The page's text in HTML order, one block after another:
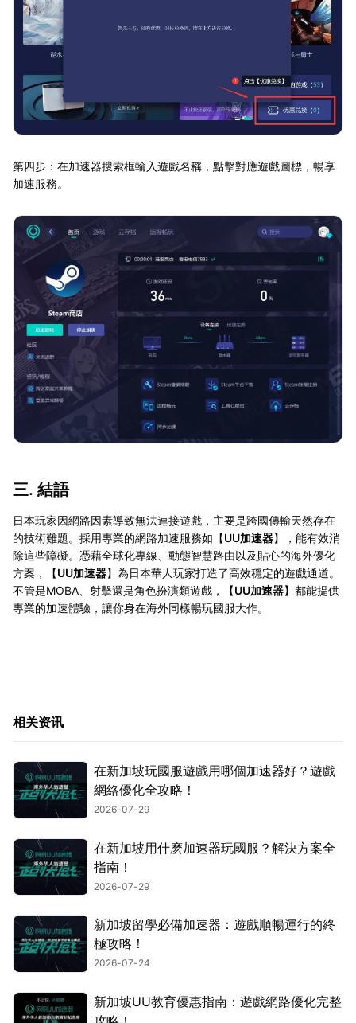
第四步：在加速器搜索框輸入遊戲名稱，點擊對應遊戲圖標，暢享
加速服務。
三. 結語
日本玩家因網路因素導致無法連接遊戲，主要是跨國傳輸天然存在
的技術難題。採用專業的網路加速服務如【UU加速器】，能有效消
除這些障礙。憑藉全球化專線、動態智慧路由以及貼心的海外優化
方案，【UU加速器】為日本華人玩家打造了高效穩定的遊戲通道。
不管是MOBA、射擊還是角色扮演類遊戲，【UU加速器】都能提供
專業的加速體驗，讓你身在海外同樣暢玩國服大作。
相关资讯
在新加坡玩國服遊戲用哪個加速器好？遊戲
網絡優化全攻略！
2026-07-29
在新加坡用什麽加速器玩國服？解決方案全
指南！
2026-07-29
新加坡留學必備加速器：遊戲順暢運行的終
極攻略！
2026-07-24
新加坡UU教育優惠指南：遊戲網路優化完整